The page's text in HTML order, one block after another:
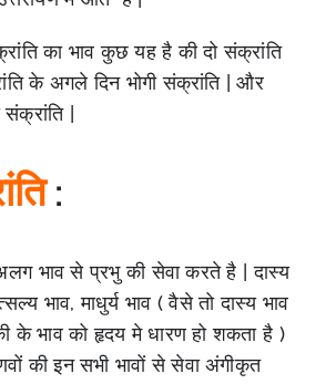
का भाव कुछ यह है की दो संक्रांति
के अगले दिन भोगी संक्रांति | और
|
:
भाव से प्रभु की सेवा करते है | दास्य
भाव, माधुर्य भाव ( वैसे तो दास्य भाव
के भाव को हृदय मे धारण हो शकता है )
की इन सभी भावों से सेवा अंगीकृत